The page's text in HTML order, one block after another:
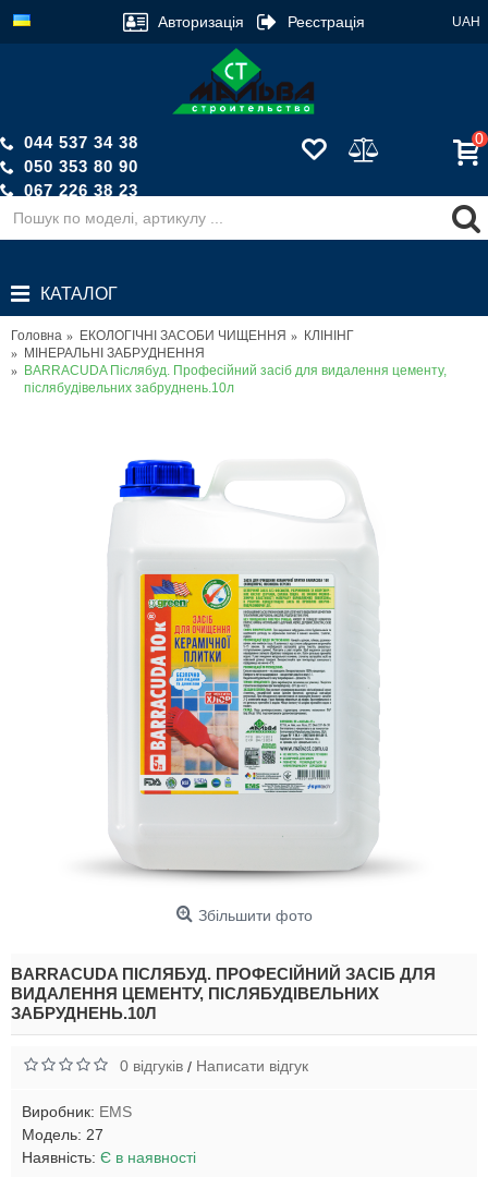
UAH
Авторизація Реєстрація
044 537 34 38
050 353 80 90
067 226 38 23
Зворотній дзвінок
0
КАТАЛОГ
Головна ЕКОЛОГІЧНІ ЗАСОБИ ЧИЩЕННЯ
КЛІНІНГ
МІНЕРАЛЬНІ ЗАБРУДНЕННЯ
BARRACUDA Післябуд. Професійний засіб для видалення цементу,
післябудівельних забруднень.10л
Збільшити фото
BARRACUDA ПІСЛЯБУД. ПРОФЕСІЙНИЙ ЗАСІБ ДЛЯ
ВИДАЛЕННЯ ЦЕМЕНТУ, ПІСЛЯБУДІВЕЛЬНИХ
ЗАБРУДНЕНЬ.10Л
0 відгуків / Написати відгук
Виробник: EMS
Модель: 27
Наявність: Є в наявності